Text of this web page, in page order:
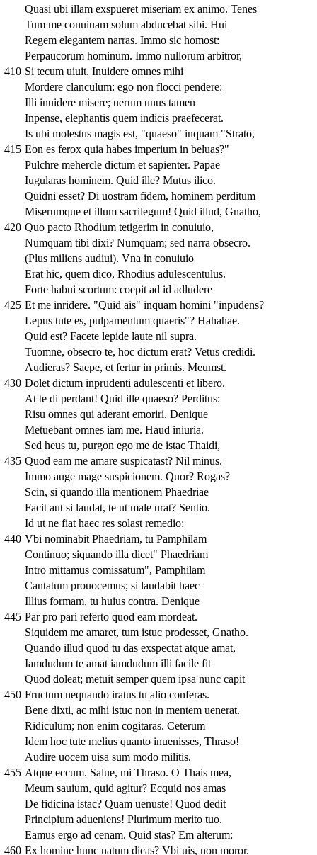
Quasi ubi illam exspueret miseriam ex animo. Tenes
Tum me conuiuam solum abducebat sibi. Hui
Regem elegantem narras. Immo sic homost:
Perpaucorum hominum. Immo nullorum arbitror,
410 Si tecum uiuit. Inuidere omnes mihi
Mordere clanculum: ego non flocci pendere:
Illi inuidere misere; uerum unus tamen
Inpense, elephantis quem indicis praefecerat.
Is ubi molestus magis est, "quaeso" inquam "Strato,
415 Eon es ferox quia habes imperium in beluas?"
Pulchre mehercle dictum et sapienter. Papae
Iugularas hominem. Quid ille? Mutus ilico.
Quidni esset? Di uostram fidem, hominem perditum
Miserumque et illum sacrilegum! Quid illud, Gnatho,
420 Quo pacto Rhodium tetigerim in conuiuio,
Numquam tibi dixi? Numquam; sed narra obsecro.
(Plus miliens audiui). Vna in conuiuio
Erat hic, quem dico, Rhodius adulescentulus.
Forte habui scortum: coepit ad id adludere
425 Et me inridere. "Quid ais" inquam homini "inpudens?
Lepus tute es, pulpamentum quaeris"? Hahahae.
Quid est? Facete lepide laute nil supra.
Tuomne, obsecro te, hoc dictum erat? Vetus credidi.
Audieras? Saepe, et fertur in primis. Meumst.
430 Dolet dictum inprudenti adulescenti et libero.
At te di perdant! Quid ille quaeso? Perditus:
Risu omnes qui aderant emoriri. Denique
Metuebant omnes iam me. Haud iniuria.
Sed heus tu, purgon ego me de istac Thaidi,
435 Quod eam me amare suspicatast? Nil minus.
Immo auge mage suspicionem. Quor? Rogas?
Scin, si quando illa mentionem Phaedriae
Facit aut si laudat, te ut male urat? Sentio.
Id ut ne fiat haec res solast remedio:
440 Vbi nominabit Phaedriam, tu Pamphilam
Continuo; siquando illa dicet" Phaedriam
Intro mittamus comissatum", Pamphilam
Cantatum prouocemus; si laudabit haec
Illius formam, tu huius contra. Denique
445 Par pro pari referto quod eam mordeat.
Siquidem me amaret, tum istuc prodesset, Gnatho.
Quando illud quod tu das exspectat atque amat,
Iamdudum te amat iamdudum illi facile fit
Quod doleat; metuit semper quem ipsa nunc capit
450 Fructum nequando iratus tu alio conferas.
Bene dixti, ac mihi istuc non in mentem uenerat.
Ridiculum; non enim cogitaras. Ceterum
Idem hoc tute melius quanto inuenisses, Thraso!
Audire uocem uisa sum modo militis.
455 Atque eccum. Salue, mi Thraso. O Thais mea,
Meum sauium, quid agitur? Ecquid nos amas
De fidicina istac? Quam uenuste! Quod dedit
Principium adueniens! Plurimum merito tuo.
Eamus ergo ad cenam. Quid stas? Em alterum:
460 Ex homine hunc natum dicas? Vbi uis, non moror.